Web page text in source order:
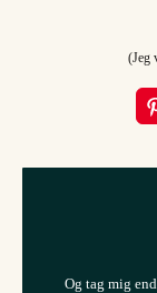
Og tag mig